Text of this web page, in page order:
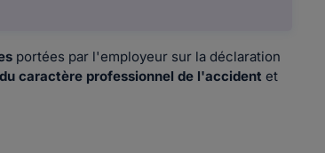
portées par l'employeur sur la déclaration
caractère professionnel de l'accident et